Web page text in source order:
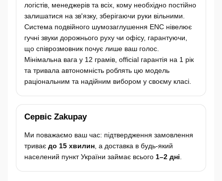
логістів, менеджерів та всіх, кому необхідно постійно
залишатися на зв'язку, зберігаючи руки вільними.
Система подвійного шумозаглушення ENC нівелює
гучні звуки дорожнього руху чи офісу, гарантуючи,
що співрозмовник почує лише ваш голос.
Мінімальна вага у 12 грамів, official гарантія на 1 рік
та тривала автономність роблять цю модель
раціональним та надійним вибором у своєму класі.
Сервіс Zakupay
Ми поважаємо ваш час: підтвердження замовлення
триває до 15 хвилин , а доставка в будь-який
населений пункт України займає всього 1–2 дні